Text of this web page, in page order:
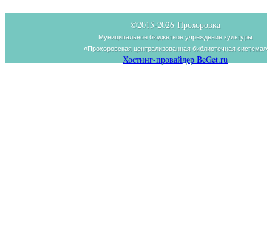
©2015-2026 Прохоровка
Муниципальное бюджетное учреждение культуры
«Прохоровская централизованная библиотечная система»
Хостинг-провайдер BeGet.ru